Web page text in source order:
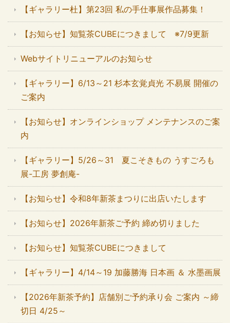
【ギャラリー杜】第23回 私の手仕事展作品募集！
【お知らせ】知覧茶CUBEにつきまして ※7/9更新
Webサイトリニューアルのお知らせ
【ギャラリー】6/13～21 杉本玄覚貞光 不易展 開催の
ご案内
【お知らせ】オンラインショップ メンテナンスのご案
内
【ギャラリー】5/26～31 夏こそきもの うすごろも
展-工房 夢創庵-
【お知らせ】令和8年新茶まつりに出店いたします
【お知らせ】2026年新茶ご予約 締め切りました
【お知らせ】知覧茶CUBEにつきまして
【ギャラリー】4/14～19 加藤勝海 日本画 ＆ 水墨画展
【2026年新茶予約】店舗別ご予約承り会 ご案内 ～締
切日 4/25～